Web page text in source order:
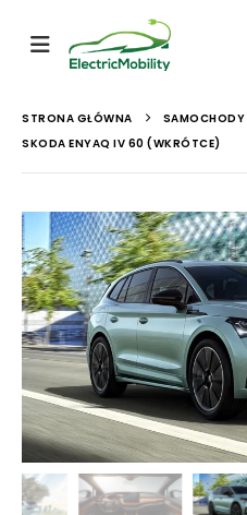
STRONA GŁÓWNA
SAMOCHODY
SKODA ENYAQ IV 60 (WKRÓTCE)